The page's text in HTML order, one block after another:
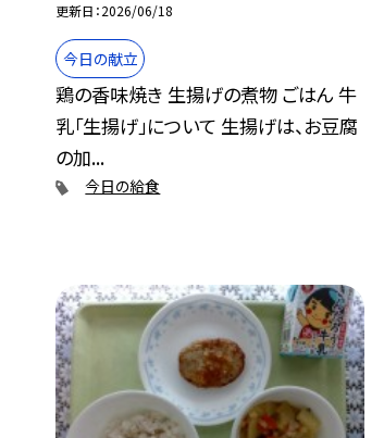
更新日 2026/06/18
今日の献立
鶏の香味焼き 生揚げの煮物 ごはん 牛
乳「生揚げ」について 生揚げは、お豆腐
の加...
今日の給食